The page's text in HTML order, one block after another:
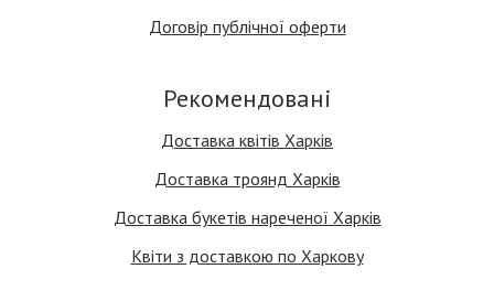
Договір публічної оферти
Рекомендовані
Доставка квітів Харків
Доставка троянд Харків
Доставка букетів нареченої Харків
Квіти з доставкою по Харкову